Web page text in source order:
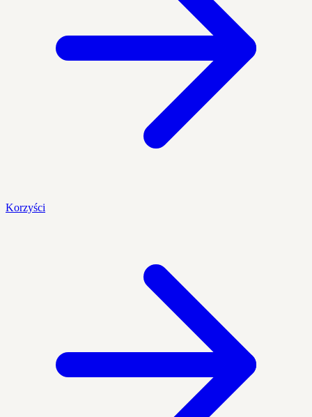
Korzyści